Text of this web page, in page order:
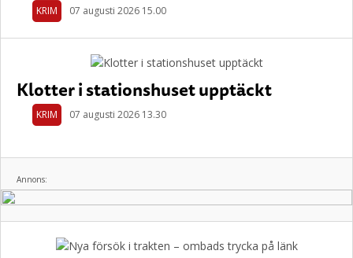
KRIM 07 augusti 2026 15.00
Klotter i stationshuset upptäckt
KRIM 07 augusti 2026 13.30
Annons: